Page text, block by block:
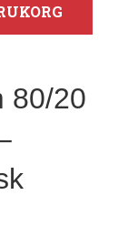
80/20